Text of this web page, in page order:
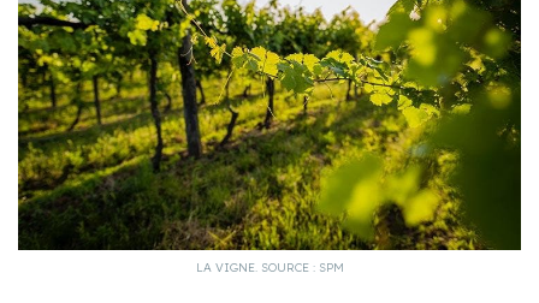
LA VIGNE. SOURCE : SPM